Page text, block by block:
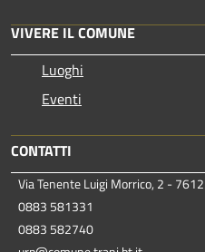
VIVERE IL COMUNE
Luoghi
Eventi
CONTATTI
Via Tenente Luigi Morrico, 2 -
0883 581331
0883 582740